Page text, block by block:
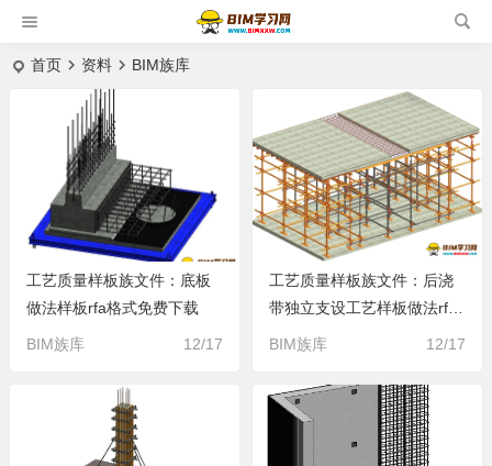
首页 资料 BIM族库
工艺质量样板族文件：底板
做法样板rfa格式免费下载
BIM族库 12/17
工艺质量样板族文件：后浇
带独立支设工艺样板做法rfa
格式免费下载
BIM族库 12/17